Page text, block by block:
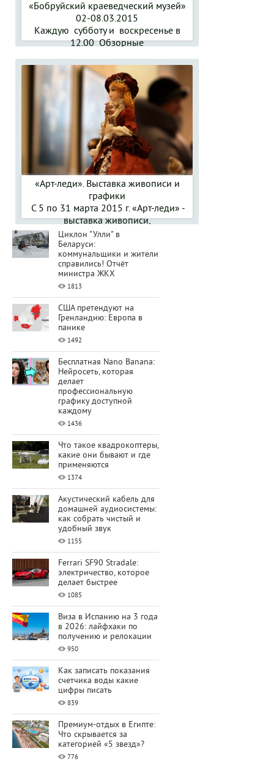
«Бобруйский краеведческий музей»
02-08.03.2015
Каждую субботу и воскресенье в
12.00 Обзорные
«Арт-леди». Выставка живописи и
графики
С 5 по 31 марта 2015 г. «Арт-леди» -
выставка живописи,
Циклон "Улли" в
Беларуси:
коммунальщики и жители
справились! Отчёт
министра ЖКХ
1813
США претендуют на
Гренландию: Европа в
панике
1492
Бесплатная Nano Banana:
Нейросеть, которая
делает
профессиональную
графику доступной
каждому
1436
Что такое квадрокоптеры,
какие они бывают и где
применяются
1374
Акустический кабель для
домашней аудиосистемы:
как собрать чистый и
удобный звук
1155
Ferrari SF90 Stradale:
электричество, которое
делает быстрее
1085
Виза в Испанию на 3 года
в 2026: лайфхаки по
получению и релокации
950
Как записать показания
счетчика воды какие
цифры писать
839
Премиум-отдых в Египте:
Что скрывается за
категорией «5 звезд»?
776